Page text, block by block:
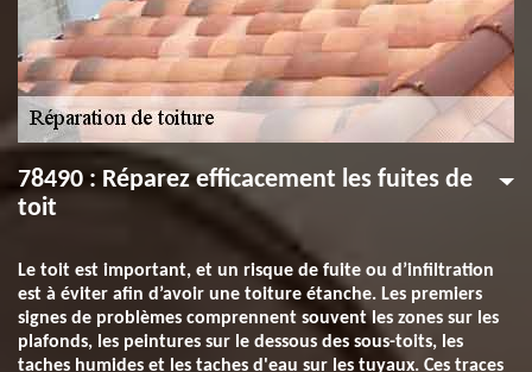
78490 : Réparez efficacement les fuites de
toit
Le toit est important, et un risque de fuite ou d’infiltration
est à éviter afin d’avoir une toiture étanche. Les premiers
signes de problèmes comprennent souvent les zones sur les
plafonds, les peintures sur le dessous des sous-toits, les
taches humides et les taches d'eau sur les tuyaux. Ces traces